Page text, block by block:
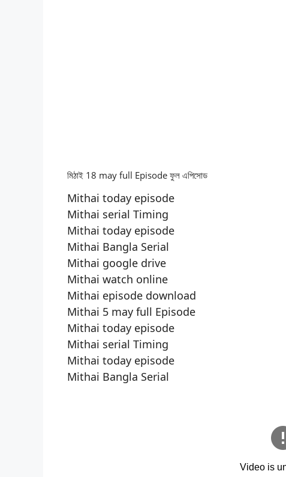
মিঠাই 18 may full Episode ফুল এপিসোড
Mithai today episode
Mithai serial Timing
Mithai today episode
Mithai Bangla Serial
Mithai google drive
Mithai watch online
Mithai episode download
Mithai 5 may full Episode
Mithai today episode
Mithai serial Timing
Mithai today episode
Mithai Bangla Serial